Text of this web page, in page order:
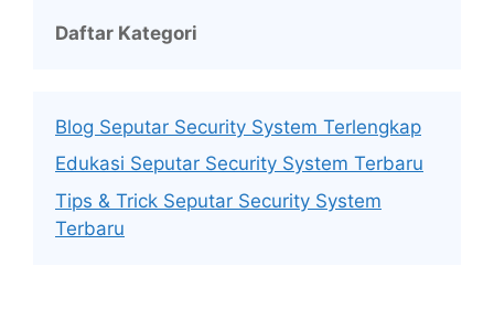
Daftar Kategori
Blog Seputar Security System Terlengkap
Edukasi Seputar Security System Terbaru
Tips & Trick Seputar Security System
Terbaru